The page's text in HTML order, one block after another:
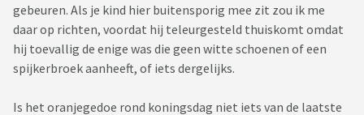
gebeuren. Als je kind hier buitensporig mee zit zou ik me
daar op richten, voordat hij teleurgesteld thuiskomt omdat
hij toevallig de enige was die geen witte schoenen of een
spijkerbroek aanheeft, of iets dergelijks.
Is het oranjegedoe rond koningsdag niet iets van de laatste